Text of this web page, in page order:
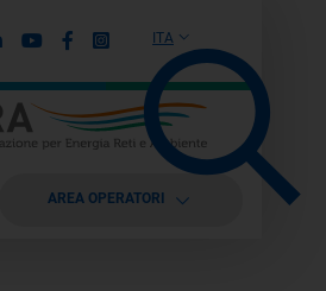
ITA
LinkedinYoutubeFacebook
Instagram
AREA OPERATORI